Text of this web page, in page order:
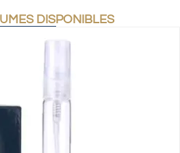
DISPONIBLES